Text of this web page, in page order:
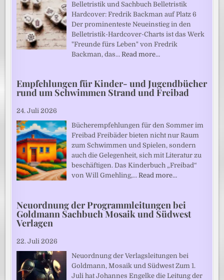
Belletristik und Sachbuch Belletristik
Hardcover: Fredrik Backman auf Platz 6
Der prominenteste Neueinstieg in den
Belletristik-Hardcover-Charts ist das Werk
"Freunde fürs Leben" von Fredrik
Backman, das…Read more…
Empfehlungen für Kinder- und Jugendbücher
rund um Schwimmen Strand und Freibad
24. Juli 2026
Bücherempfehlungen für den Sommer im
Freibad Freibäder bieten nicht nur Raum
zum Schwimmen und Spielen, sondern
auch die Gelegenheit, sich mit Literatur zu
beschäftigen. Das Kinderbuch „Freibad“
von Will Gmehling,…Read more…
Neuordnung der Programmleitungen bei
Goldmann Sachbuch Mosaik und Südwest
Verlagen
22. Juli 2026
Neuordnung der Verlagsleitungen bei
Goldmann, Mosaik und Südwest Zum 1.
Juli hat Johannes Engelke die Leitung der